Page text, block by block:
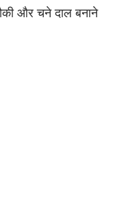
और चने दाल बनाने